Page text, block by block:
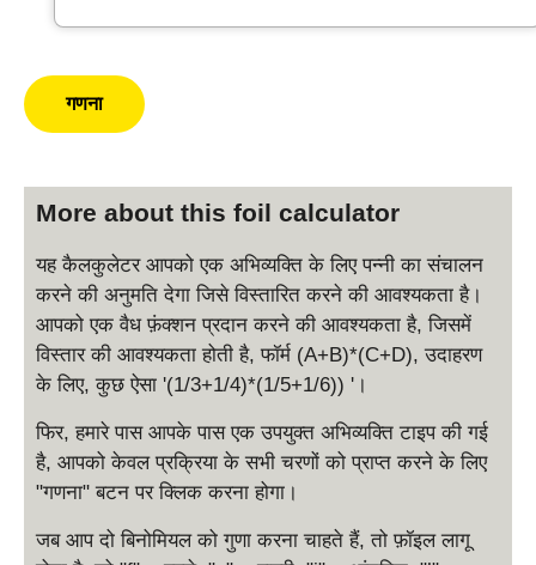
More about this foil calculator
यह कैलकुलेटर आपको एक अभिव्यक्ति के लिए पन्नी का संचालन
करने की अनुमति देगा जिसे विस्तारित करने की आवश्यकता है।
आपको एक वैध फ़ंक्शन प्रदान करने की आवश्यकता है, जिसमें
विस्तार की आवश्यकता होती है, फॉर्म (A+B)*(C+D), उदाहरण
के लिए, कुछ ऐसा '(1/3+1/4)*(1/5+1/6)) '।
फिर, हमारे पास आपके पास एक उपयुक्त अभिव्यक्ति टाइप की गई
है, आपको केवल प्रक्रिया के सभी चरणों को प्राप्त करने के लिए
"गणना" बटन पर क्लिक करना होगा।
जब आप दो बिनोमियल को गुणा करना चाहते हैं, तो फ़ॉइल लागू